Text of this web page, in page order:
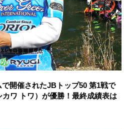
開催されたJBトップ50 第1戦で
ワ トワ）が優勝！最終成績表は